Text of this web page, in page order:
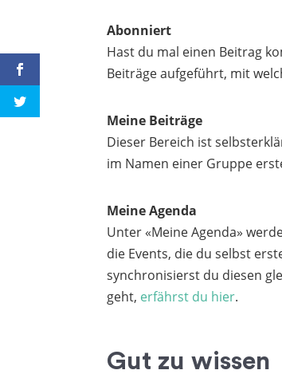
Abonniert
Hast du mal einen Beitrag
Beiträge aufgeführt, mit
Meine Beiträge
Dieser Bereich ist
im Namen einer Gruppe
Meine Agenda
Unter «Meine Agenda»
die Events, die du selbst
synchronisierst du diesen
geht, erfährst du hier.
Gut zu wissen